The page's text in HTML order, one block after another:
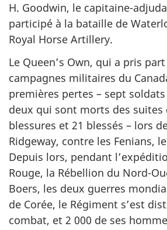
H. Goodwin, le capitaine-
participé à la bataille de
Royal Horse Artillery.
Le Queen’s Own, qui a pris
campagnes militaires du
premières pertes – sept
deux qui sont morts des suites
blessures et 21 blessés – lors
Ridgeway, contre les Fenians, le
Depuis lors, pendant
Rouge, la Rébellion du Nord-
Boers, les deux guerres
de Corée, le Régiment s’est
combat, et 2 000 de ses